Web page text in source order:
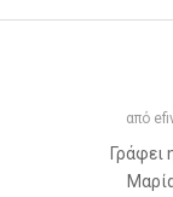
από
Γράφει